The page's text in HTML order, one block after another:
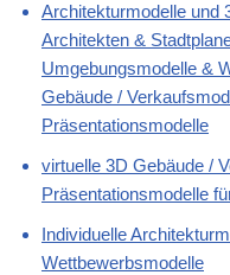
Architekturmodelle und
Architekten &
Umgebungsmodelle &
Gebäude /
Präsentationsmodelle
virtuelle 3D Gebäude /
Präsentationsmodelle
Individuelle
Wettbewerbsmodelle